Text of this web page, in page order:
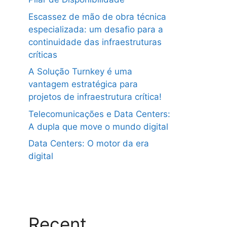
Escassez de mão de obra técnica
especializada: um desafio para a
continuidade das infraestruturas
críticas
A Solução Turnkey é uma
vantagem estratégica para
projetos de infraestrutura crítica!
Telecomunicações e Data Centers:
A dupla que move o mundo digital
Data Centers: O motor da era
digital